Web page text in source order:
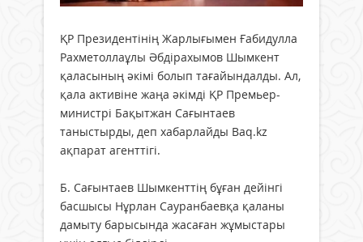
ҚР Президентінің Жарлығымен Ғабидулла
Рахметоллаұлы Әбдірахымов Шымкент
қаласының әкімі болып тағайындалды. Ал,
қала активіне жаңа әкімді ҚР Премьер-
министрі Бақытжан Сағынтаев
таныстырды, деп хабарлайды Baq.kz
ақпарат агенттігі.
Б. Сағынтаев Шымкенттің бұған дейінгі
басшысы Нұрлан Сауранбаевқа қаланы
дамыту барысында жасаған жұмыстары